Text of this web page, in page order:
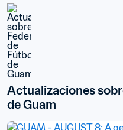
Actualizaciones
de Guam